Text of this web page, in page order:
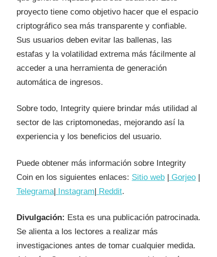
proyecto tiene como objetivo hacer que el espacio
criptográfico sea más transparente y confiable.
Sus usuarios deben evitar las ballenas, las
estafas y la volatilidad extrema más fácilmente al
acceder a una herramienta de generación
automática de ingresos.
Sobre todo, Integrity quiere brindar más utilidad al
sector de las criptomonedas, mejorando así la
experiencia y los beneficios del usuario.
Puede obtener más información sobre Integrity
Coin en los siguientes enlaces: Sitio web | Gorjeo |
Telegrama| Instagram| Reddit.
Divulgación: Esta es una publicación patrocinada.
Se alienta a los lectores a realizar más
investigaciones antes de tomar cualquier medida.